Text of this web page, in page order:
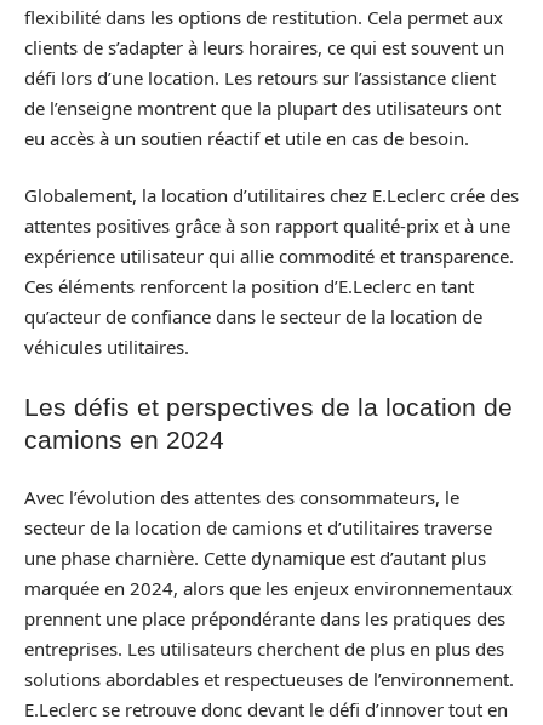
flexibilité dans les options de restitution. Cela permet aux
clients de s’adapter à leurs horaires, ce qui est souvent un
défi lors d’une location. Les retours sur l’assistance client
de l’enseigne montrent que la plupart des utilisateurs ont
eu accès à un soutien réactif et utile en cas de besoin.
Globalement, la location d’utilitaires chez E.Leclerc crée des
attentes positives grâce à son rapport qualité-prix et à une
expérience utilisateur qui allie commodité et transparence.
Ces éléments renforcent la position d’E.Leclerc en tant
qu’acteur de confiance dans le secteur de la location de
véhicules utilitaires.
Les défis et perspectives de la location de
camions en 2024
Avec l’évolution des attentes des consommateurs, le
secteur de la location de camions et d’utilitaires traverse
une phase charnière. Cette dynamique est d’autant plus
marquée en 2024, alors que les enjeux environnementaux
prennent une place prépondérante dans les pratiques des
entreprises. Les utilisateurs cherchent de plus en plus des
solutions abordables et respectueuses de l’environnement.
E.Leclerc se retrouve donc devant le défi d’innover tout en